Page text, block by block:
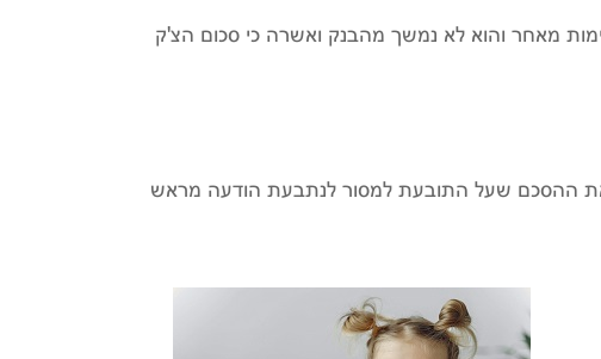
כי הדבר נעשה בתמימות מאחר והוא לא נמשך מהבנק ואשרה כי סכום הצ'ק
את ההסכם שעל התובעת למסור לנתבעת הודעה מראש